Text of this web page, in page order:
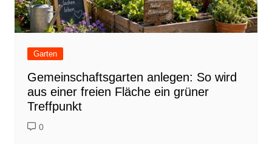
Garten
Gemeinschaftsgarten anlegen: So wird
aus einer freien Fläche ein grüner
Treffpunkt
0